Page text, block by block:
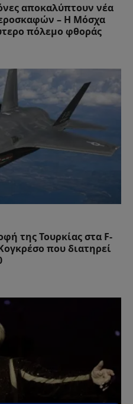
αποκαλύπτουν νέα
– Η Μόσχα
πόλεμο φθοράς
της Τουρκίας στα F-
που διατηρεί